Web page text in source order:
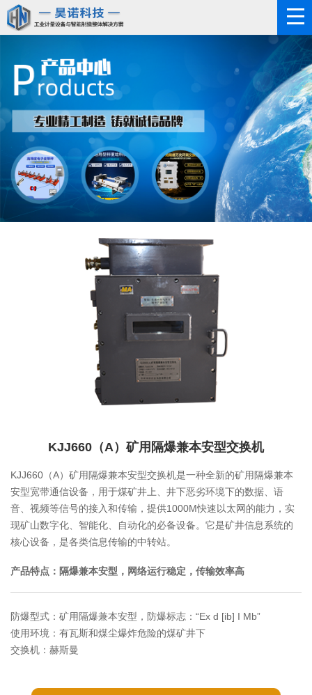
KJJ660（A）矿用隔爆兼本安型交换机
KJJ660（A）矿用隔爆兼本安型交换机是一种全新的矿用隔爆兼本
安型宽带通信设备，用于煤矿井上、井下恶劣环境下的数据、语
音、视频等信号的接入和传输，提供1000M快速以太网的能力，实
现矿山数字化、智能化、自动化的必备设备。它是矿井信息系统的
核心设备，是各类信息传输的中转站。
产品特点：隔爆兼本安型，网络运行稳定，传输效率高
防爆型式：矿用隔爆兼本安型，防爆标志：“Ex d [ib] I Mb”
使用环境：有瓦斯和煤尘爆炸危险的煤矿井下
交换机：赫斯曼